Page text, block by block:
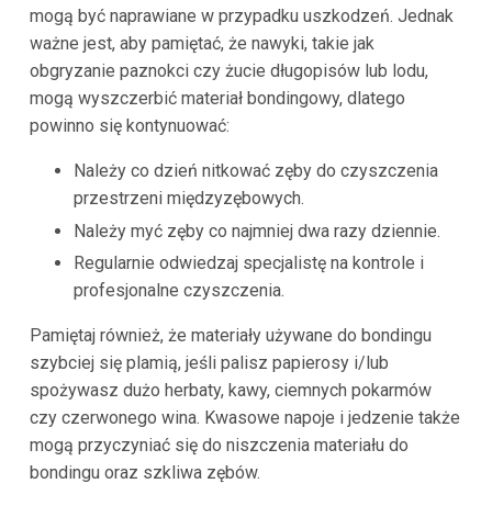
mogą być naprawiane w przypadku uszkodzeń. Jednak
ważne jest, aby pamiętać, że nawyki, takie jak
obgryzanie paznokci czy żucie długopisów lub lodu,
mogą wyszczerbić materiał bondingowy, dlatego
powinno się kontynuować:
Należy co dzień nitkować zęby do czyszczenia
przestrzeni międzyzębowych.
Należy myć zęby co najmniej dwa razy dziennie.
Regularnie odwiedzaj specjalistę na kontrole i
profesjonalne czyszczenia.
Pamiętaj również, że materiały używane do bondingu
szybciej się plamią, jeśli palisz papierosy i/lub
spożywasz dużo herbaty, kawy, ciemnych pokarmów
czy czerwonego wina. Kwasowe napoje i jedzenie także
mogą przyczyniać się do niszczenia materiału do
bondingu oraz szkliwa zębów.